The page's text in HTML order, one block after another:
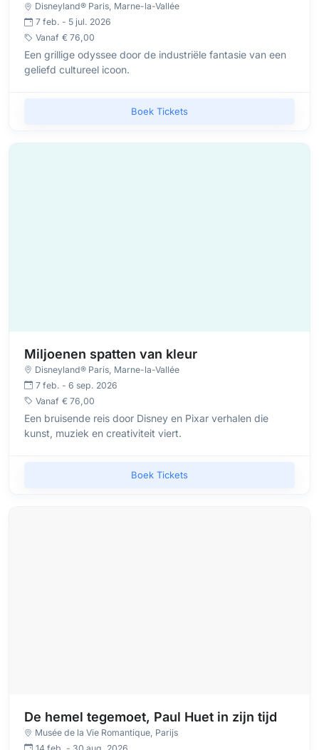
Disneyland® Paris, Marne-la-Vallée
7 feb. - 5 jul. 2026
Vanaf € 76,00
Een grillige odyssee door de industriële fantasie van een
geliefd cultureel icoon.
Boek Tickets
Miljoenen spatten van kleur
Disneyland® Paris, Marne-la-Vallée
7 feb. - 6 sep. 2026
Vanaf € 76,00
Een bruisende reis door Disney en Pixar verhalen die
kunst, muziek en creativiteit viert.
Boek Tickets
De hemel tegemoet, Paul Huet in zijn tijd
Musée de la Vie Romantique, Parijs